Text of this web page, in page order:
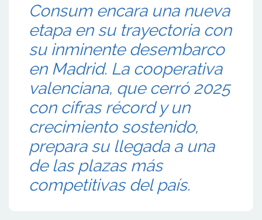
Consum encara una nueva
etapa en su trayectoria con
su inminente desembarco
en Madrid. La cooperativa
valenciana, que cerró 2025
con cifras récord y un
crecimiento sostenido,
prepara su llegada a una
de las plazas más
competitivas del país.